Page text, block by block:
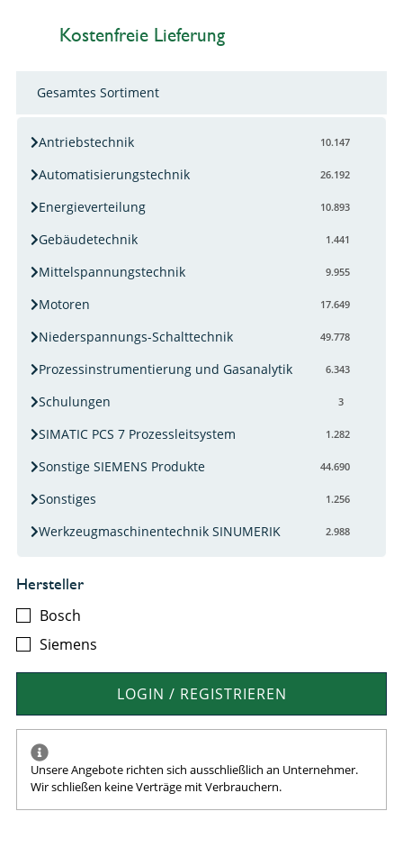
Kostenfreie Lieferung
Gesamtes Sortiment
Antriebstechnik 10.147
Automatisierungstechnik 26.192
Energieverteilung 10.893
Gebäudetechnik 1.441
Mittelspannungstechnik 9.955
Motoren 17.649
Niederspannungs-Schalttechnik 49.778
Prozessinstrumentierung und Gasanalytik 6.343
Schulungen 3
SIMATIC PCS 7 Prozessleitsystem 1.282
Sonstige SIEMENS Produkte 44.690
Sonstiges 1.256
Werkzeugmaschinentechnik SINUMERIK 2.988
Hersteller
Bosch
Siemens
LOGIN / REGISTRIEREN
Unsere Angebote richten sich ausschließlich an Unternehmer.
Wir schließen keine Verträge mit Verbrauchern.